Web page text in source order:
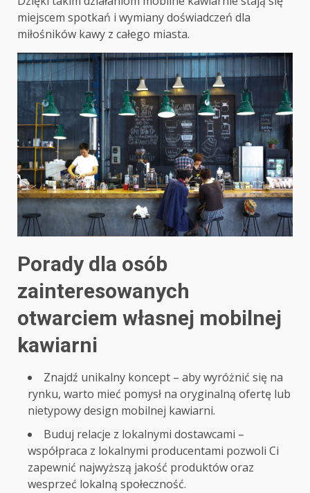
miejscem spotkań i wymiany doświadczeń dla
miłośników kawy z całego miasta.
Porady dla osób
zainteresowanych
otwarciem własnej mobilnej
kawiarni
Znajdź unikalny koncept – aby wyróżnić się na
rynku, warto mieć pomysł na oryginalną ofertę lub
nietypowy design mobilnej kawiarni.
Buduj relacje z lokalnymi dostawcami –
współpraca z lokalnymi producentami pozwoli Ci
zapewnić najwyższą jakość produktów oraz
wesprzeć lokalną społeczność.